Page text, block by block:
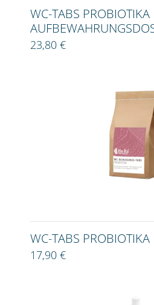
WC-TABS PROBIOTIKA
23,80 €
WC-TABS PROBIOTIKA
17,90 €